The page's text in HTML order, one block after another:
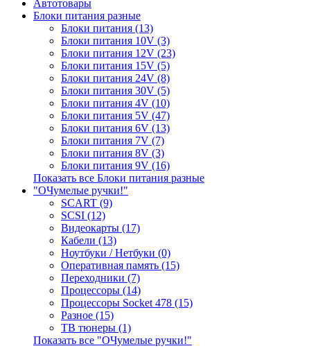
Автотовары
Блоки питания разные
Блоки питания (13)
Блоки питания 10V (3)
Блоки питания 12V (23)
Блоки питания 15V (5)
Блоки питания 24V (8)
Блоки питания 30V (5)
Блоки питания 4V (10)
Блоки питания 5V (47)
Блоки питания 6V (13)
Блоки питания 7V (7)
Блоки питания 8V (3)
Блоки питания 9V (16)
Показать все Блоки питания разные
"ОЧумелые ручки!"
SCART (9)
SCSI (12)
Видеокарты (17)
Кабели (13)
Ноутбуки / Нетбуки (0)
Оперативная память (15)
Переходники (7)
Процессоры (14)
Процессоры Socket 478 (15)
Разное (15)
ТВ тюнеры (1)
Показать все "ОЧумелые ручки!"